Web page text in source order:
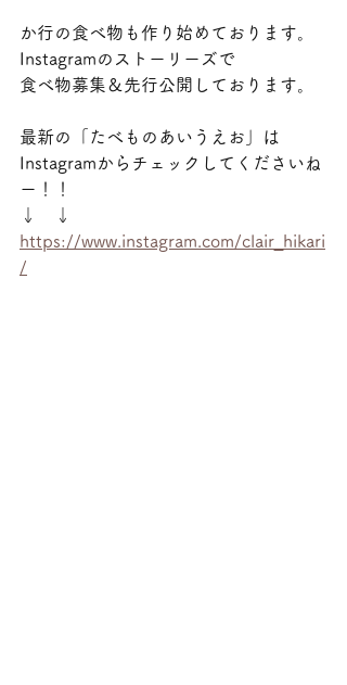
か行の食べ物も作り始めております。
Instagramのストーリーズで
食べ物募集＆先行公開しております。
最新の「たべものあいうえお」は
Instagramからチェックしてくださいね
ー！！
↓　↓
https://www.instagram.com/clair_hikari
/